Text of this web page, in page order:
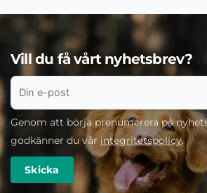
Vill du få vårt nyhetsbrev?
Genom att börja prenumerera på
godkänner du vår integritetspolicy.